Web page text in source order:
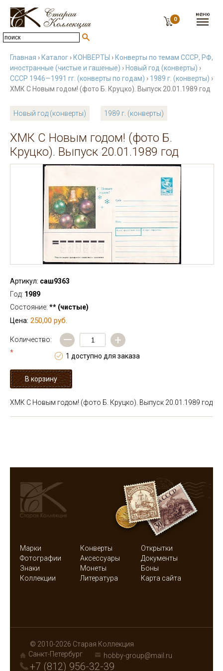
0
Главная › Каталог › КОНВЕРТЫ › Конверты по темам СССР, РФ,
иностранные (чистые и гашеные) › Новый год (конверты) ›
СССР 1946—1991 гг. (конверты по годам) › 1989 г. (конверты) ›
ХМК С Новым годом! (фото Б. Круцко). Выпуск 20.01.1989 год
Новый год (конверты) 1989 г. (конверты)
ХМК С Новым годом! (фото Б.
Круцко). Выпуск 20.01.1989 год
Артикул: саш9363
Год: 1989
Состояние: ** (чистые)
Цена: 250,00 руб.
Количество:
*
— +
1 доступно для заказа
ХМК С Новым годом! (фото Б. Круцко). Выпуск 20.01.1989 год
Марки Конверты
Открытки
Фотографии
Аксессуары
Документы
Знаки
Монеты
Боны
Коллекции
Литература Карта сайта
© 2010-2026 Старая Коллекция
Санкт-Петербург
hobby-group@mail.ru
+7 (812) 956-32-39